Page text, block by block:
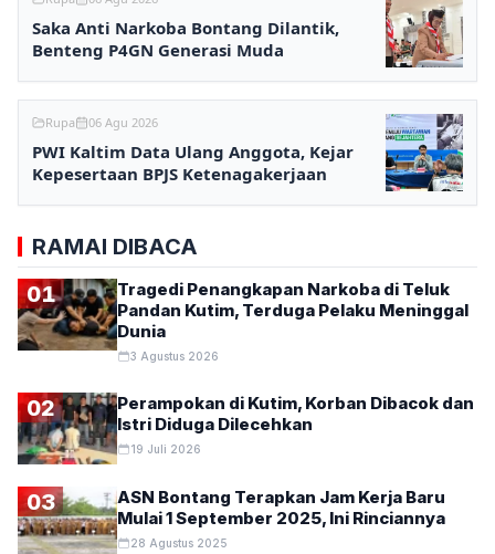
Saka Anti Narkoba Bontang Dilantik,
Benteng P4GN Generasi Muda
Rupa 06 Agu 2026
PWI Kaltim Data Ulang Anggota, Kejar
Kepesertaan BPJS Ketenagakerjaan
RAMAI DIBACA
01
Tragedi Penangkapan Narkoba di Teluk
Pandan Kutim, Terduga Pelaku Meninggal
Dunia
3 Agustus 2026
02
Perampokan di Kutim, Korban Dibacok dan
Istri Diduga Dilecehkan
19 Juli 2026
03
ASN Bontang Terapkan Jam Kerja Baru
Mulai 1 September 2025, Ini Rinciannya
28 Agustus 2025